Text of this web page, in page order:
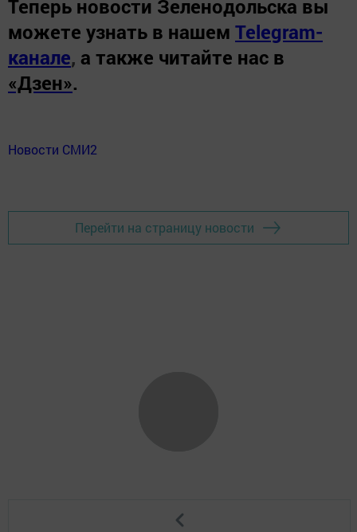
Теперь новости Зеленодольска вы
можете узнать в нашем Telegram-
канале, а также читайте нас в
«Дзен».
Новости СМИ2
Перейти на страницу новости